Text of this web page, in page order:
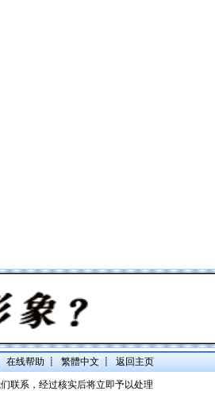
在线帮助 ┋ 繁體中文 ┋ 返回主页
联系，经过核实后将立即予以处理